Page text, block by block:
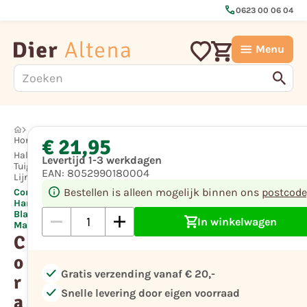
call0623 00 06 04
Menu
Hond
Halsbanden,
Tuigen en
Lijnen
Coralpina
Harness
Blauw
Maat 1
C
o
r
a
€ 21,95
Levertijd 1-3 werkdagen
EAN: 8052990180004
Bestellen is alleen mogelijk binnen ons
In winkelwagen
check Gratis verzending vanaf € 20,-
check Snelle levering door eigen voorraad